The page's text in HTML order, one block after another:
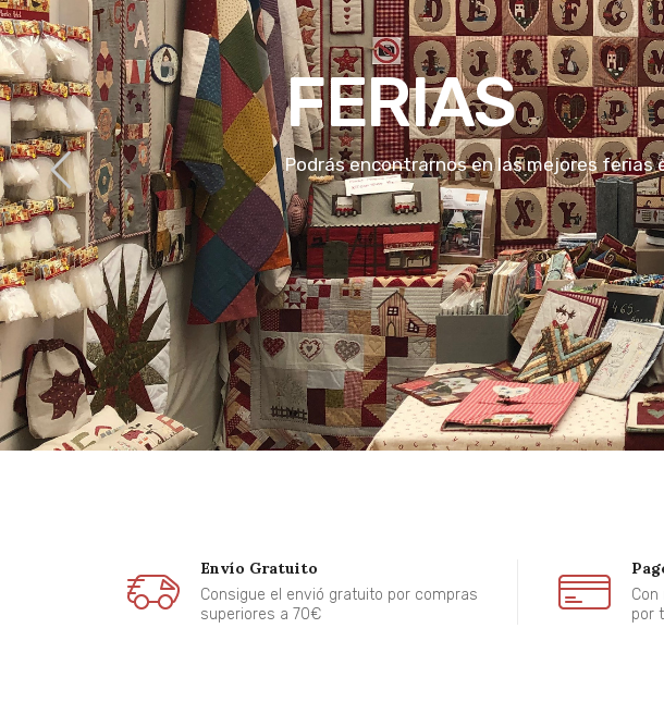
FERIAS
Podrás encontrarnos en las mejores ferias
Envío Gratuito
Consigue el envió gratuito por compras
superiores a 70€
por